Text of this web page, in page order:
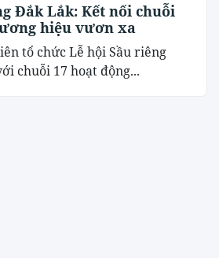
Đắk Lắk: Kết nối chuỗi
hiệu vươn xa
tổ chức Lễ hội Sầu riêng
chuỗi 17 hoạt động...